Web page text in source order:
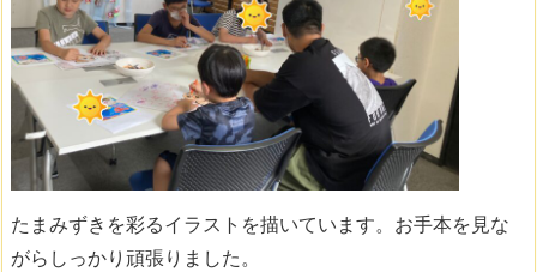
たまみずきを彩るイラストを描いています。お手本を見な
がらしっかり頑張りました。